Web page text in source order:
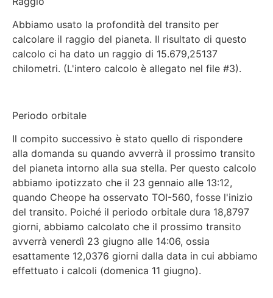
Abbiamo usato la profondità del transito per
calcolare il raggio del pianeta. Il risultato di questo
calcolo ci ha dato un raggio di 15.679,25137
chilometri. (L'intero calcolo è allegato nel file #3).
Periodo orbitale
Il compito successivo è stato quello di rispondere
alla domanda su quando avverrà il prossimo transito
del pianeta intorno alla sua stella. Per questo calcolo
abbiamo ipotizzato che il 23 gennaio alle 13:12,
quando Cheope ha osservato TOI-560, fosse l'inizio
del transito. Poiché il periodo orbitale dura 18,8797
giorni, abbiamo calcolato che il prossimo transito
avverrà venerdì 23 giugno alle 14:06, ossia
esattamente 12,0376 giorni dalla data in cui abbiamo
effettuato i calcoli (domenica 11 giugno).